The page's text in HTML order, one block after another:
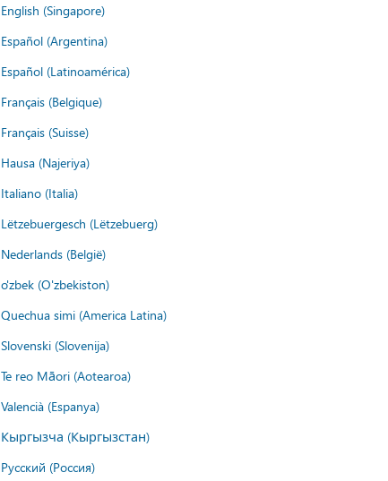
English (Singapore)
Español (Argentina)
Español (Latinoamérica)
Français (Belgique)
Français (Suisse)
Hausa (Najeriya)
Italiano (Italia)
Lëtzebuergesch (Lëtzebuerg)
Nederlands (België)
o'zbek (O'zbekiston)
Quechua simi (America Latina)
Slovenski (Slovenija)
Te reo Māori (Aotearoa)
Valencià (Espanya)
Кыргызча (Кыргызстан)
Русский (Россия)